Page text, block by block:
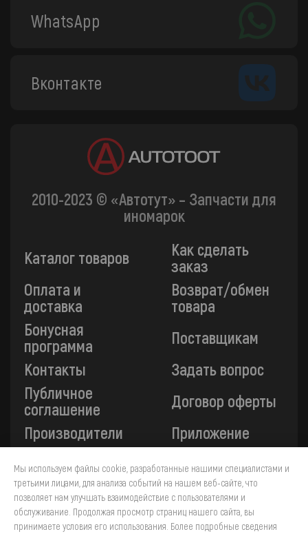
WhatsApp
Вконтакте
2010-2023 © «Автотут» – Запчасти для
иномарок
Каталог товаров
Как сделать
заказ
Оплата и
доставка
Возврат/обмен
товара
Бонусная
программа
Поставщикам
Контакты
Задать вопрос
Публичное
соглашение
Договор оферты
Производители
Приложение
Все платежи на сайте защищены технологией 3-D
Secure. Прием платежей осуществляется через ПАО
«Сбербанк».
Мы используем файлы cookie, разработанные нашими специалистами и
третьими лицами, для анализа событий на нашем веб-сайте, что
позволяет нам улучшать взаимодействие с пользователями и
обслуживание. Продолжая просмотр страниц нашего сайта, вы
принимаете условия его использования. Более подробные сведения